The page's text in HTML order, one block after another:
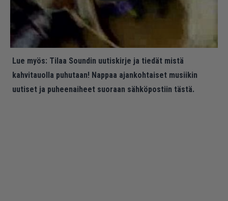
Lue myös: Tilaa Soundin uutiskirje ja tiedät mistä
kahvitauolla puhutaan! Nappaa ajankohtaiset musiikin
uutiset ja puheenaiheet suoraan sähköpostiin tästä.